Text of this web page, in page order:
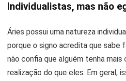
Individualistas, mas não
Áries possui uma natureza
porque o signo acredita que sabe
não confia que alguém tenha mais
realização do que eles. Em geral,